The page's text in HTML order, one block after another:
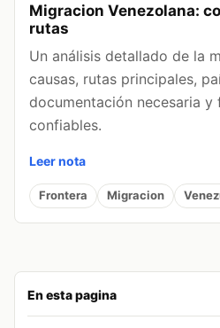
En esta pagina
Migracion Venezolana:
rutas
Un análisis detallado de la
causas, rutas principales,
documentación necesaria y
confiables.
Leer nota
Frontera Migracion